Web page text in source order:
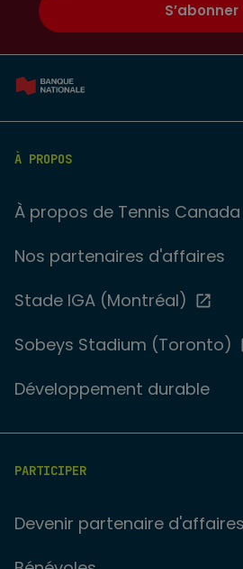
À PROPOS
À propos de Tennis Canada
Nos partenaires d'affaires
Stade IGA (Montréal)
Sobeys Stadium (Toronto)
Développement durable
PARTICIPER
Devenir partenaire d'affaires
S’abonner